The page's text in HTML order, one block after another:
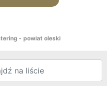
- powiat oleski